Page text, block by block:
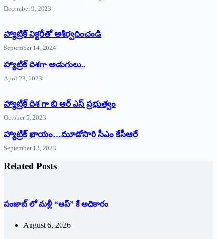
December 9, 2023
హ్యాట్రిక్‌ ‌విక్టరీతో ఆశీర్వదించండి
September 14, 2024
‌హ్యాట్రిక్‌ ‌దిశగా అడుగులు..
April 23, 2023
హ్యాట్రిక్ దిశ గా బి ఆర్ ఎస్ ప్రభుత్వం
October 5, 2023
హ్యాట్రిక్‌ ‌ఖాయం…మూడోసారి సీఎం కేసీఆరే
September 13, 2023
Related Posts
పంజాబ్ లో మళ్లీ “ఆప్” కే అధికారం
August 6, 2026